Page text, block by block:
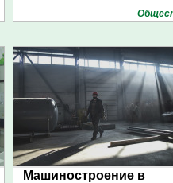
Машиностроение в